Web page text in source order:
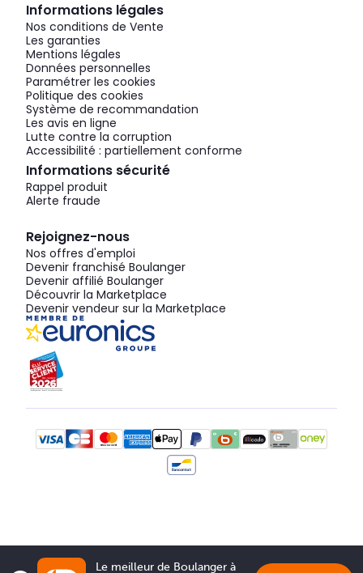
Informations légales
Nos conditions de Vente
Les garanties
Mentions légales
Données personnelles
Paramétrer les cookies
Politique des cookies
Système de recommandation
Les avis en ligne
Lutte contre la corruption
Accessibilité : partiellement conforme
Informations sécurité
Rappel produit
Alerte fraude
Rejoignez-nous
Nos offres d'emploi
Devenir franchisé Boulanger
Devenir affilié Boulanger
Découvrir la Marketplace
Devenir vendeur sur la Marketplace
Le meilleur de Boulanger à